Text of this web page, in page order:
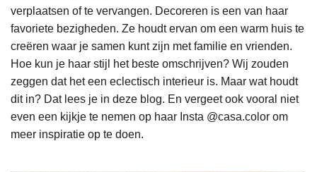
verplaatsen of te vervangen. Decoreren is een van haar
favoriete bezigheden. Ze houdt ervan om een warm huis te
creëren waar je samen kunt zijn met familie en vrienden.
Hoe kun je haar stijl het beste omschrijven? Wij zouden
zeggen dat het een eclectisch interieur is. Maar wat houdt
dit in? Dat lees je in deze blog. En vergeet ook vooral niet
even een kijkje te nemen op haar Insta @casa.color om
meer inspiratie op te doen.